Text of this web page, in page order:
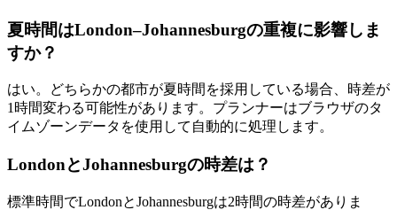
夏時間はLondon–Johannesburgの重複に影響しま
すか？
はい。どちらかの都市が夏時間を採用している場合、時差が
1時間変わる可能性があります。プランナーはブラウザのタ
イムゾーンデータを使用して自動的に処理します。
LondonとJohannesburgの時差は？
標準時間でLondonとJohannesburgは2時間の時差がありま